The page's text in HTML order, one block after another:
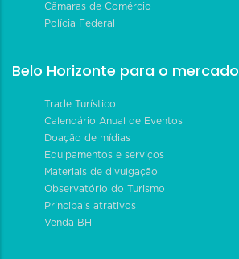
Câmaras de Comércio
Polícia Federal
Belo Horizonte para o mercado
Trade Turístico
Calendário Anual de Eventos
Doação de mídias
Equipamentos e serviços
Materiais de divulgação
Observatório do Turismo
Principais atrativos
Venda BH